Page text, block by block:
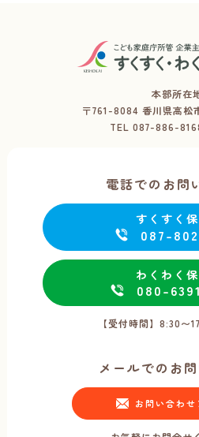
本部所在
〒761-8084 香川県高松
TEL 087-886-
電話でのお問
すくすく
087-
わくわく
080-
【受付時間】8:30〜
メールでのお
お問い合わせ